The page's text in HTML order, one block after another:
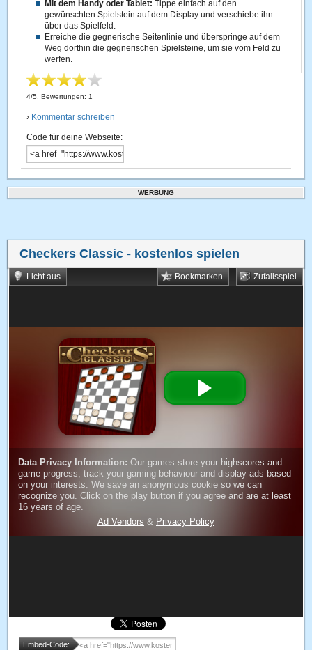
Mit dem Handy oder Tablet:Tippe einfach auf den
gewünschten Spielstein auf dem Display und verschiebe ihn
über das Spielfeld.
Erreiche die gegnerische Seitenlinie und überspringe auf dem
Weg dorthin die gegnerischen Spielsteine, um sie vom Feld zu
werfen.
4/5 , Bewertungen: 1
› Kommentar schreiben
Code für deine Webseite:
WERBUNG
Checkers Classic - kostenlos spielen
Licht aus Zufallsspiel
Bookmarken
Embed-Code: